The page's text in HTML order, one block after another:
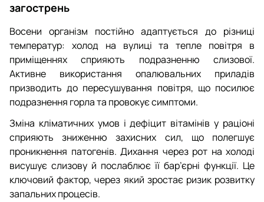
загострень
Восени організм постійно адаптується до різниці
температур: холод на вулиці та тепле повітря в
приміщеннях сприяють подразненню слизової.
Активне використання опалювальних приладів
призводить до пересушування повітря, що посилює
подразнення горла та провокує симптоми.
Зміна кліматичних умов і дефіцит вітамінів у раціоні
сприяють зниженню захисних сил, що полегшує
проникнення патогенів. Дихання через рот на холоді
висушує слизову й послаблює її бар’єрні функції. Це
ключовий фактор, через який зростає ризик розвитку
запальних процесів.